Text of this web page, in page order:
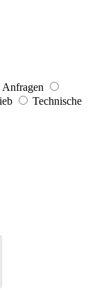
Technische